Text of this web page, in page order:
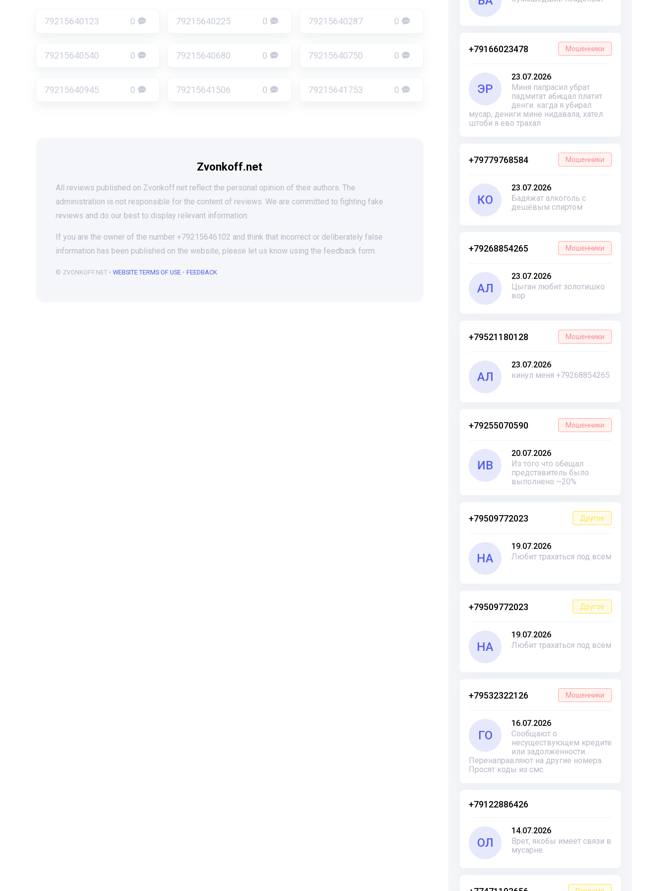
+79166023478 Мошенники
ЭР
23.07.2026
Миня папрасил убрат
падмитат абищал платит
денги. кагда я убирал
мусар, дениги мине нидавала, хател
штоби я ево трахал
+79779768584 Мошенники
КО
23.07.2026
Бадяжат алкоголь с
дешёвым спиртом
+79268854265 Мошенники
АЛ
23.07.2026
Цыган любит золотишко
вор
+79521180128 Мошенники
АЛ
23.07.2026
кинул меня +79268854265
+79255070590 Мошенники
ИВ
20.07.2026
Из того что обещал
представитель было
выполнено ~20%
+79509772023 Другое
НА
19.07.2026
Любит трахаться под всем
+79509772023 Другое
НА
19.07.2026
Любит трахаться под всем
+79532322126 Мошенники
ГО
16.07.2026
Сообщают о
несуществующем кредите
или задолженности.
Перенаправляют на другие номера.
Просят коды из смс.
+79122886426
ОЛ
14.07.2026
Врет, якобы имеет связи в
мусарне.
79215640123 0 79215640225 0 79215640287 0
79215640540 0 79215640680 0 79215640750 0
79215640945 0 79215641506 0 79215641753 0
Zvonkoff.net
All reviews published on Zvonkoff.net reflect the personal opinion of their authors. The
administration is not responsible for the content of reviews. We are committed to fighting fake
reviews and do our best to display relevant information.
If you are the owner of the number +79215646102 and think that incorrect or deliberately false
information has been published on the website, please let us know using the feedback form.
© ZVONKOFF.NET • WEBSITE TERMS OF USE • FEEDBACK